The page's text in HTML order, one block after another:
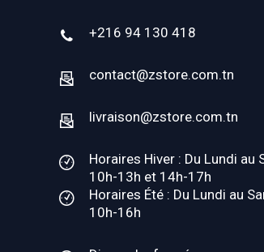
+216 94 130 418
contact@zstore.com.tn
livraison@zstore.com.tn
Horaires Hiver : Du Lundi au
10h-13h et 14h-17h
Horaires Été : Du Lundi au
10h-16h